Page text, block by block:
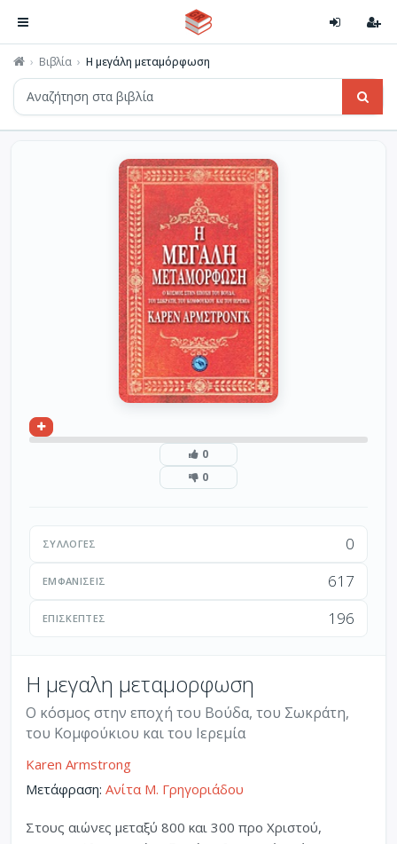
Βιβλία Η μεγάλη μεταμόρφωση
0
0
ΣΥΛΛΟΓΈΣ 0
ΕΜΦΑΝΊΣΕΙΣ 617
ΕΠΙΣΚΈΠΤΕΣ 196
Η μεγαλη μεταμορφωση
Ο κόσμος στην εποχή του Βούδα, του Σωκράτη,
του Κομφούκιου και του Ιερεμία
Karen Armstrong
Μετάφραση: Ανίτα Μ. Γρηγοριάδου
Στους αιώνες μεταξύ 800 και 300 προ Χριστού,